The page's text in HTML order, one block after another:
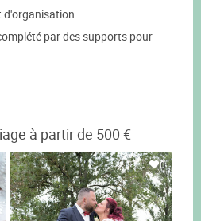
d'organisation
par des supports pour
à partir de 500 €
0